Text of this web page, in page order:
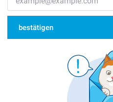
bestätigen